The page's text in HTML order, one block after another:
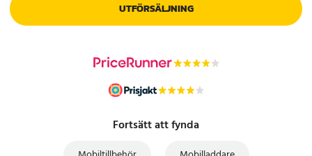
UTFÖRSÄLJNING
Fortsätt att fynda